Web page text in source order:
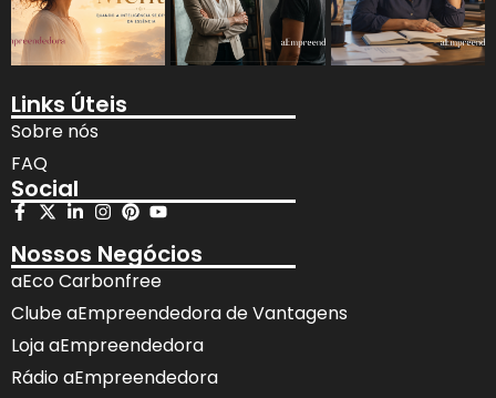
Links Úteis
Sobre nós
FAQ
Social
Nossos Negócios
aEco Carbonfree
Clube aEmpreendedora de Vantagens
Loja aEmpreendedora
Rádio aEmpreendedora